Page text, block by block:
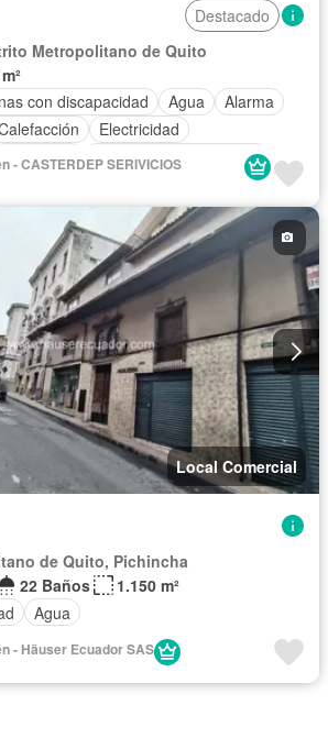
Destacado
Metropolitano de Quito
con discapacidad
Agua
Alarma
Electricidad
Seguridad Parcialmente amoblado
- CASTERDEP SERIVICIOS
Local Comercial
de Quito, Pichincha
22 Baños
1.150 m²
Agua
- Häuser Ecuador SAS